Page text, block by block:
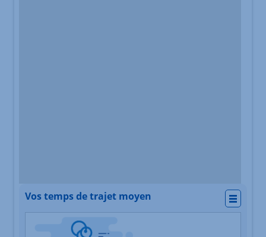
Vos temps de trajet moyen